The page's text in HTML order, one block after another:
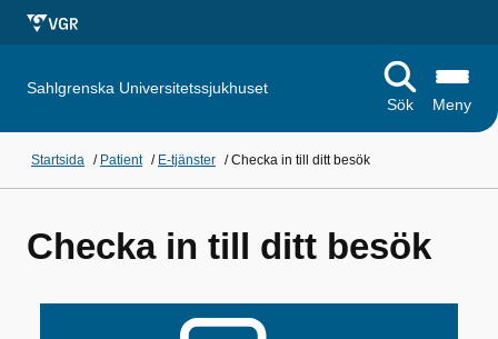
Sahlgrenska Universitetssjukhuset
Sök
Meny
Startsida / Patient / E-tjänster /Checka in till ditt besök
Checka in till ditt besök